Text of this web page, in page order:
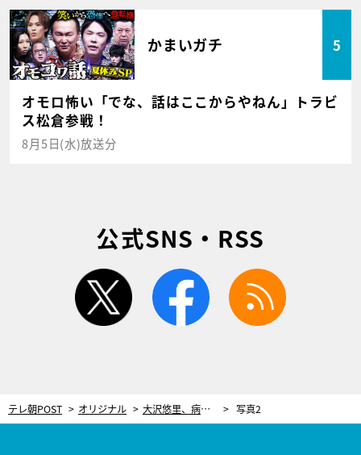
かまいガチ 5
オモロ怖い「でな、話はここからやねん」トラビ
ス松倉参戦！
8月5日(水)放送分
公式SNS・RSS
twitter facebook
テレ朝POST オリジナル 大沢悠里、病気から助けてくれた“運”「冠動脈の病気があったから、初期で白血病がわかって助かった」 写真2